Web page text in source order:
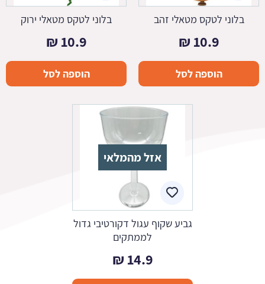
בלוני לטקס מטאלי זהב
10.9
₪
הוספה לסל
בלוני לטקס מטאלי ירוק
10.9
₪
הוספה לסל
אזל מהמלאי
גביע שקוף עגול דקורטיבי גדול
לממתקים
14.9
₪